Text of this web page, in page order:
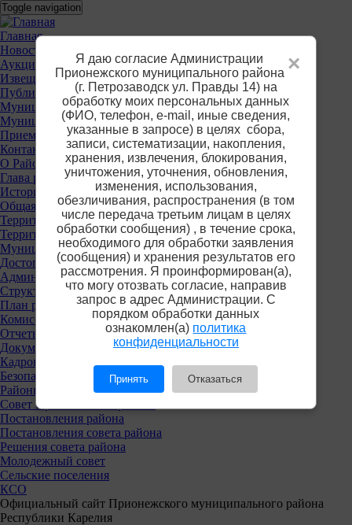
Перейти
к
основному
содержанию
Toggle navigation
×
Я даю согласие Администрации
Прионежского муниципального района
(г. Петрозаводск ул. Правды 14) на
обработку моих персональных данных
(ФИО, телефон, е-mail, иные сведения,
указанные в запросе) в целях сбора,
записи, систематизации, накопления,
хранения, извлечения, блокирования,
уничтожения, уточнения, обновления,
изменения, использования,
обезличивания, распространения (в том
числе передача третьим лицам в целях
обработки сообщения) , в течение срока,
необходимого для обработки заявления
(сообщения) и хранения результатов его
рассмотрения. Я проинформирован(а),
что могу отозвать согласие, направив
запрос в адрес Администрации. С
порядком обработки данных
ознакомлен(а) политика
конфиденциальности
Принять Отказаться
Основное
меню
Главная
Новости
Аукционы
Извещения о предоставлении участков
Публичные слушания
Муниципальные услуги
Муниципальный контроль
Приемная
Контакты
О Районе
Глава района
История
Общая информация
Территориальные органы власти
Территориальная избирательная комиссия
Муниципальные учреждения
Достопримечательности
Администрация района
Структура
План работы
Комиссии
Отчеты
Документы
Кадровая политика
Безопасность
Районный совет
Совет Прионежского района
Постановления района
Постановления совета района
Решения совета района
Молодежный совет
Сельские поселения
КСО
Официальный сайт Прионежского муниципального района
Республики Карелия